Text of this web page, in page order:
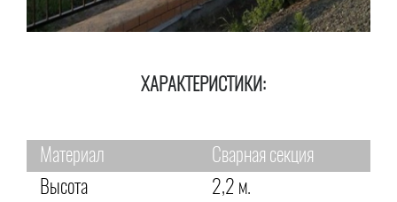
ХАРАКТЕРИСТИКИ:
Материал
Сварная секция
Высота
2,2 м.